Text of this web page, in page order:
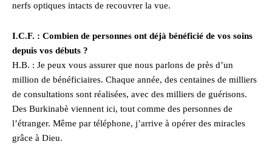
nerfs optiques intacts de recouvrer la vue.
I.C.F. : Combien de personnes ont déjà bénéficié de vos soins
depuis vos débuts ?
H.B. : Je peux vous assurer que nous parlons de près d’un
million de bénéficiaires. Chaque année, des centaines de milliers
de consultations sont réalisées, avec des milliers de guérisons.
Des Burkinabè viennent ici, tout comme des personnes de
l’étranger. Même par téléphone, j’arrive à opérer des miracles
grâce à Dieu.